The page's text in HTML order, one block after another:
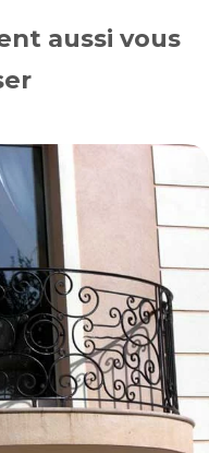
aussi vous